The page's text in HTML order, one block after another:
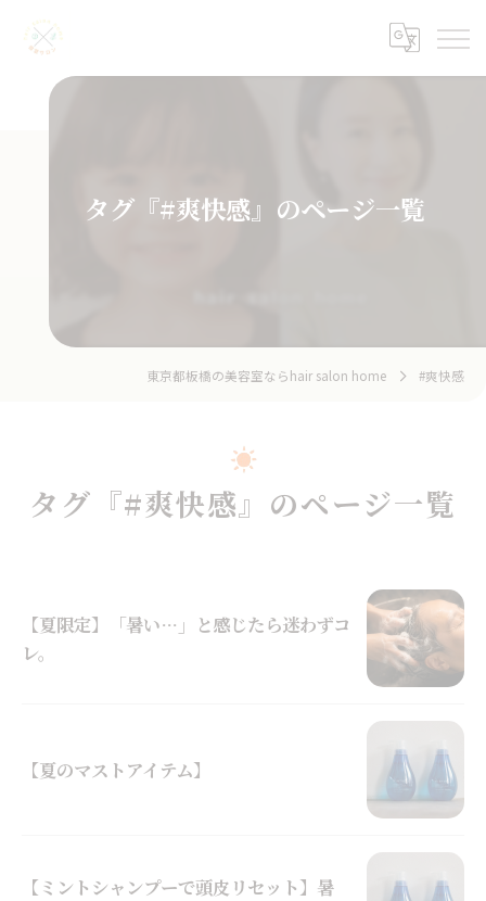
タグ『#爽快感』のページ一覧
東京都板橋の美容室ならhair salon home #爽快感
タグ『#爽快感』のページ一覧
【夏限定】「暑い…」と感じたら迷わずコ
レ。
【夏のマストアイテム】
【ミントシャンプーで頭皮リセット】暑